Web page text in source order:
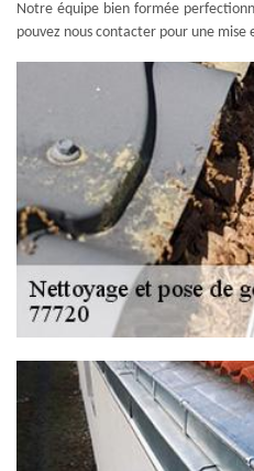
Notre équipe bien formée
pouvez nous contacter pour une mise